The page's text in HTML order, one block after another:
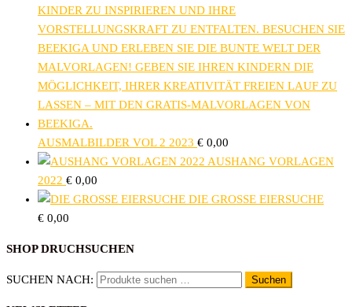
AUSMALBILDER VOL 2 2023 € 0,00
AUSHANG VORLAGEN
2022 € 0,00
DIE GROSSE EIERSUCHE
€ 0,00
SHOP DRUCHSUCHEN
SUCHEN NACH: Suchen